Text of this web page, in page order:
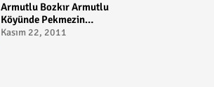
Armutlu Bozkır Armutlu
Köyünde Pekmezin
Hikayesi:Gezen Bilir Kontv
Kasım 22, 2011